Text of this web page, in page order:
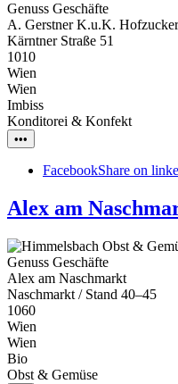
Genuss Geschäfte
A. Gerstner K.u.K.
Kärntner Straße 51
1010
Wien
Wien
Imbiss
Konditorei & Konfekt
•••
FacebookShare on
Alex am
Genuss Geschäfte
Alex am Naschmarkt
Naschmarkt / Stand 40–45
1060
Wien
Wien
Bio
Obst & Gemüse